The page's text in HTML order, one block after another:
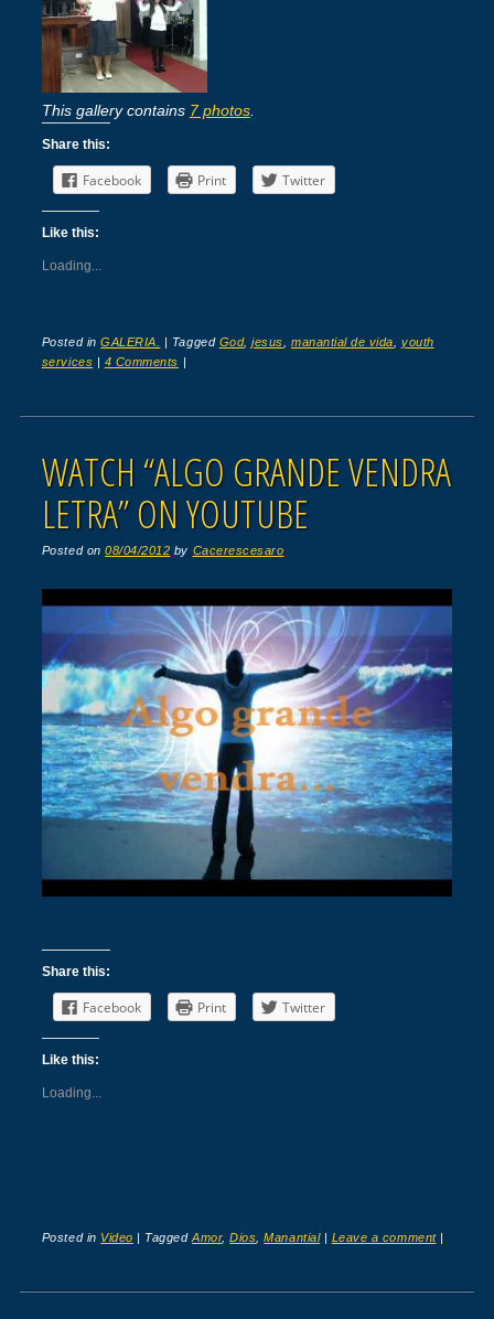
This gallery contains 7 photos.
Share this:
Facebook Print Twitter
Like this:
Loading...
Posted inGALERIA. | Tagged God,jesus manantial de vida
youth
services | 4 Comments |
WATCH “ALGO GRANDE VENDRA
LETRA” ON YOUTUBE
Posted on08/04/2012 by Cacerescesaro
Share this:
Facebook Print Twitter
Like this:
Loading...
Posted in Video | TaggedAmor,Dios ,Manantial | Leave a comment |